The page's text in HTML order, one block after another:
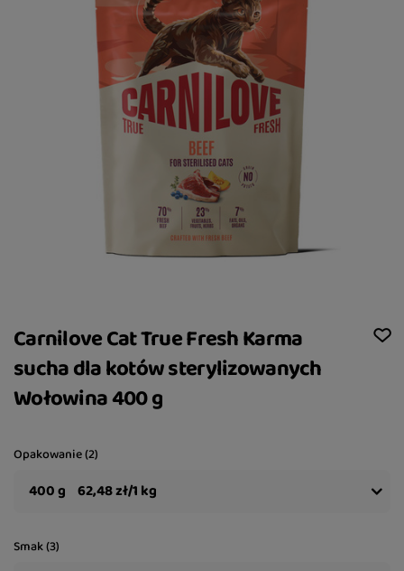
Carnilove Cat True Fresh Karma
sucha dla kotów sterylizowanych
Wołowina 400 g
Opakowanie (2)
400 g 62,48 zł/1 kg
Smak (3)